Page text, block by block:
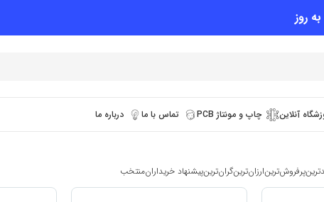
روز
آنلاین چاپ و مونتاژ PCB تماس با ما
درباره ما
پرفروش‌ترینارزان‌ترینگران‌ترینپیشنهاد خریدارانمنتخب